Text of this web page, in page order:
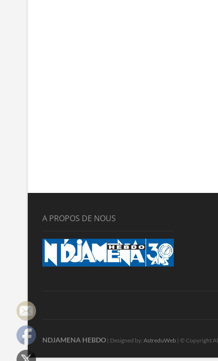
A PROPOS DE NOUS
NDJAMENA HEBDO | Designed by: AstreduWeb | © Copyright